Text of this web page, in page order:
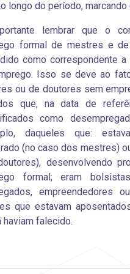
longo do período, marcando
lembrar que o
formal de mestres e
como correspondente
Isso se deve ao
ou de doutores sem
que, na data de
como
daqueles que:
(no caso dos mestres)
desenvolvendo
formal; eram
empreendedores
que estavam
haviam falecido.